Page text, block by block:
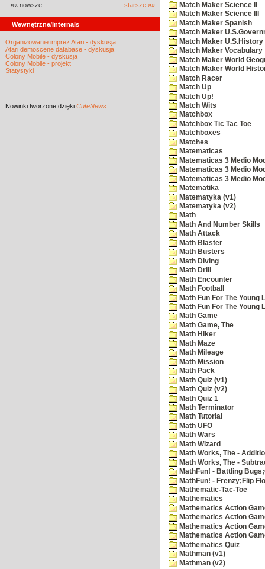
«« nowsze starsze »»
Wewnętrzne/Internals
Organizowanie imprez Atari - dyskusja
Atari demoscene database - dyskusja
Colony Mobile - dyskusja
Colony Mobile - projekt
Statystyki
Nowinki tworzone dzięki CuteNews
Match Maker Science II
Match Maker Science III
Match Maker Spanish
Match Maker
Match Maker U.S.History
Match Maker Vocabulary
Match Maker World
Match Maker World
Match Racer
Match Up
Match Up!
Match Wits
Matchbox
Matchbox Tic Tac Toe
Matchboxes
Matches
Matematicas
Matematicas 3 Medio
Matematicas 3 Medio
Matematicas 3 Medio
Matematika
Matematyka (v1)
Matematyka (v2)
Math
Math And Number Skills
Math Attack
Math Blaster
Math Busters
Math Diving
Math Drill
Math Encounter
Math Football
Math Fun For The Young
Math Fun For The Young
Math Game
Math Game, The
Math Hiker
Math Maze
Math Mileage
Math Mission
Math Pack
Math Quiz (v1)
Math Quiz (v2)
Math Quiz 1
Math Terminator
Math Tutorial
Math UFO
Math Wars
Math Wizard
Math Works, The -
Math Works, The -
MathFun! - Battling
MathFun! - Frenzy;Flip
Mathematic-Tac-Toe
Mathematics
Mathematics Action
Mathematics Action
Mathematics Action
Mathematics Action
Mathematics Quiz
Mathman (v1)
Mathman (v2)